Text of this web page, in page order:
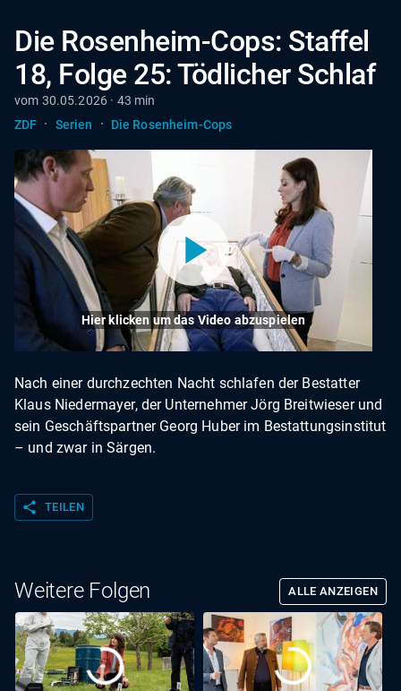
Die Rosenheim-Cops: Staffel
18, Folge 25: Tödlicher Schlaf
vom 30.05.2026 · 43 min
ZDF · Serien · Die Rosenheim-Cops
Hier klicken um das Video abzuspielen
Nach einer durchzechten Nacht schlafen der Bestatter
Klaus Niedermayer, der Unternehmer Jörg Breitwieser und
sein Geschäftspartner Georg Huber im Bestattungsinstitut
– und zwar in Särgen.
share TEILEN
Weitere Folgen ALLE ANZEIGEN